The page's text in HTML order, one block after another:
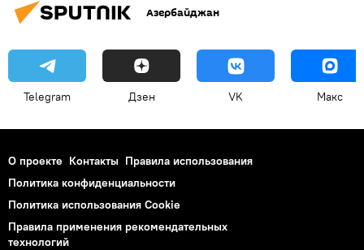
Азербайджан
Telegram Дзен VK Макс
О проекте Контакты Правила использования
Политика конфиденциальности
Политика использования Cookie
Правила применения рекомендательных
технологий